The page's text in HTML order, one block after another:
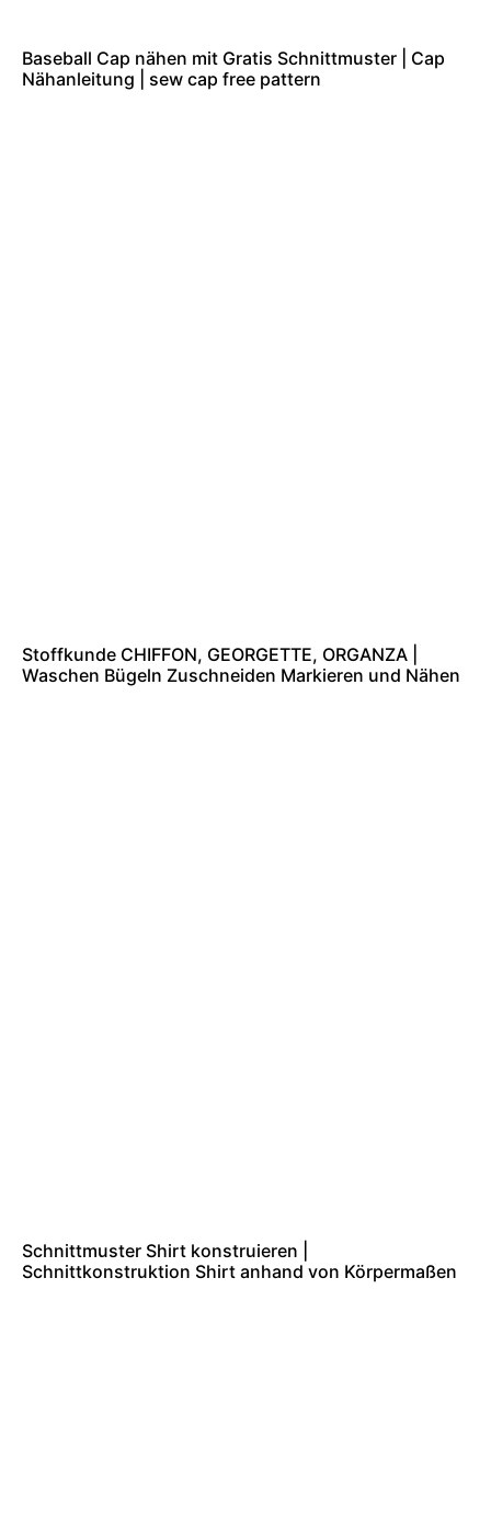
Baseball Cap nähen mit Gratis Schnittmuster | Cap
Nähanleitung | sew cap free pattern
Stoffkunde CHIFFON, GEORGETTE, ORGANZA |
Waschen Bügeln Zuschneiden Markieren und Nähen
Schnittmuster Shirt konstruieren |
Schnittkonstruktion Shirt anhand von Körpermaßen